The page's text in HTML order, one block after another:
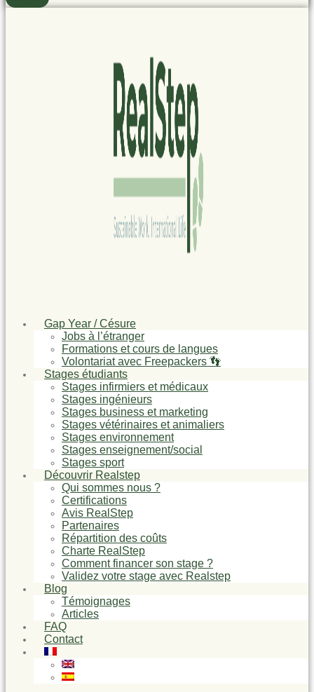
Gap Year / Césure
Jobs à l’étranger
Formations et cours de langues
Volontariat avec Freepackers 👣
Stages étudiants
Stages infirmiers et médicaux
Stages ingénieurs
Stages business et marketing
Stages vétérinaires et animaliers
Stages environnement
Stages enseignement/social
Stages sport
Découvrir Realstep
Qui sommes nous ?
Certifications
Avis RealStep
Partenaires
Répartition des coûts
Charte RealStep
Comment financer son stage ?
Validez votre stage avec Realstep
Blog
Témoignages
Articles
FAQ
Contact